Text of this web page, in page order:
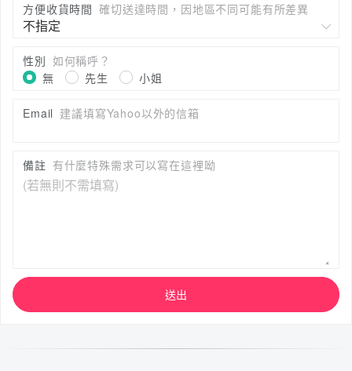
方便收貨時間 確切送達時間，因地區不同可能有所差異
性別 如何稱呼？
無
先生 小姐
Email 建議填寫Yahoo以外的信箱
備註 有什麼特殊需求可以寫在這裡呦
送出